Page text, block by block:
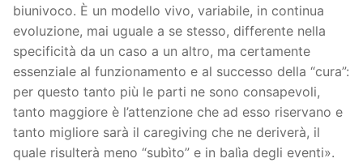
biunivoco. È un modello vivo, variabile, in continua
evoluzione, mai uguale a se stesso, differente nella
specificità da un caso a un altro, ma certamente
essenziale al funzionamento e al successo della “cura”:
per questo tanto più le parti ne sono consapevoli,
tanto maggiore è l’attenzione che ad esso riservano e
tanto migliore sarà il caregiving che ne deriverà, il
quale risulterà meno “subìto” e in balìa degli eventi».